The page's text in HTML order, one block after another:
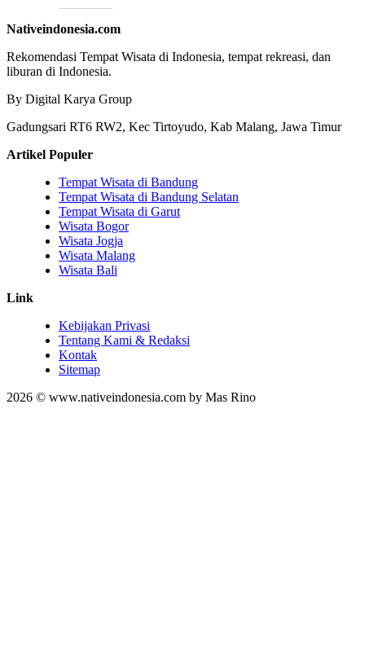
Nativeindonesia.com
Rekomendasi Tempat Wisata di Indonesia, tempat rekreasi, dan
liburan di Indonesia.
By Digital Karya Group
Gadungsari RT6 RW2, Kec Tirtoyudo, Kab Malang, Jawa Timur
Artikel Populer
Tempat Wisata di Bandung
Tempat Wisata di Bandung Selatan
Tempat Wisata di Garut
Wisata Bogor
Wisata Jogja
Wisata Malang
Wisata Bali
Link
Kebijakan Privasi
Tentang Kami & Redaksi
Kontak
Sitemap
2026 © www.nativeindonesia.com by Mas Rino